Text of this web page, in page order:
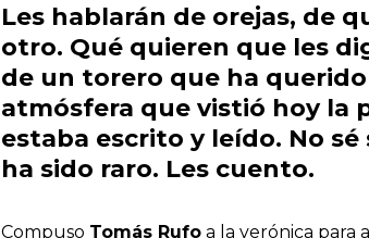
Les hablarán de orejas, de
otro. Qué quieren que les
de un torero que ha
atmósfera que vistió hoy la
estaba escrito y leído. No
ha sido raro. Les cuento.
Compuso Tomás Rufo a la verónica para